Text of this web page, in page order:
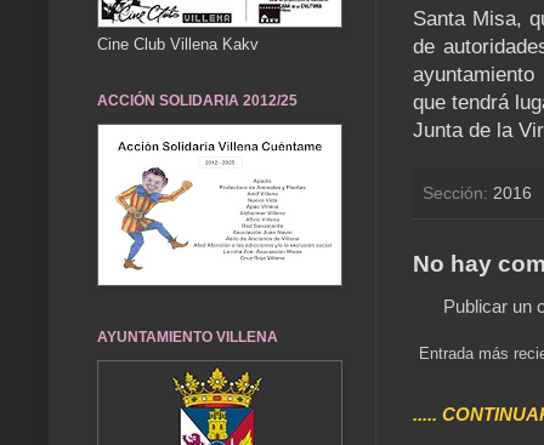
Santa Misa,
de
que tendrá
Junta de la
Sección: 2016
No hay
Publicar un
Entrada más
.....
Cine Club Villena Kakv
ACCIÓN SOLIDARIA 2012/25
AYUNTAMIENTO VILLENA